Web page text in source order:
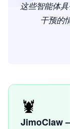
这些智能体
干预的
🦞
JimoClaw